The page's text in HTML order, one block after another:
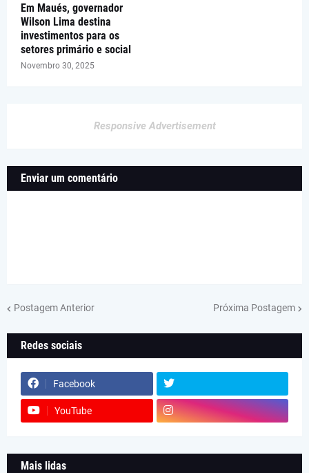
Em Maués, governador
Wilson Lima destina
investimentos para os
setores primário e social
Novembro 30, 2025
Responsive Advertisement
Enviar um comentário
Postagem Anterior Próxima Postagem
Redes sociais
Facebook
YouTube
Mais lidas